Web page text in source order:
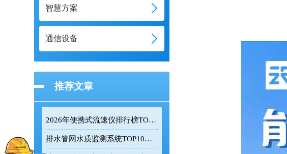
智慧方案
通信设备
推荐文章
2026年便携式流速仪排行榜TOP10：采购前必看的实力榜单
排水管网水质监测系统TOP10推荐榜单